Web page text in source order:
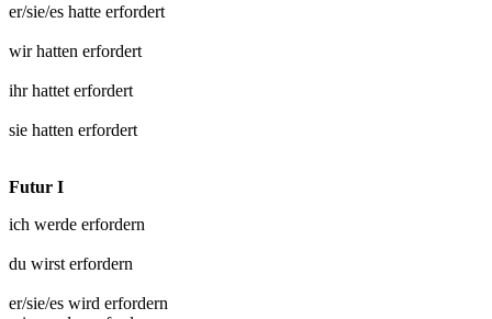
er/sie/es hatte erfordert
wir hatten erfordert
ihr hattet erfordert
sie hatten erfordert
Futur I
ich werde erfordern
du wirst erfordern
er/sie/es wird erfordern